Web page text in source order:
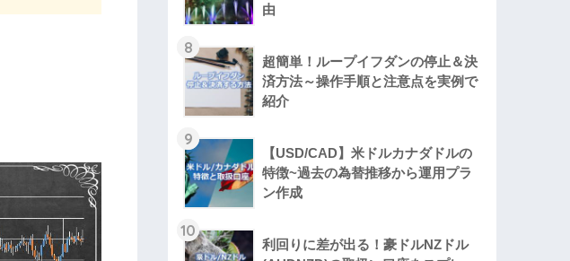
由
8
超簡単！ループイフダンの停止＆決
済方法～操作手順と注意点を実例で
紹介
9
【USD/CAD】米ドルカナダドルの
特徴~過去の為替推移から運用プラ
ン作成
10
利回りに差が出る！豪ドルNZドル